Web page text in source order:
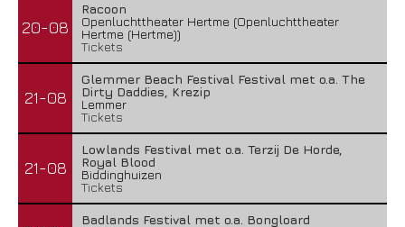
20-08
Racoon
Openluchttheater Hertme (Openluchttheater
Hertme (Hertme))
Tickets
21-08
Glemmer Beach Festival Festival met o.a. The
Dirty Daddies, Krezip
Lemmer
Tickets
21-08
Lowlands Festival met o.a. Terzij De Horde,
Royal Blood
Biddinghuizen
Tickets
Badlands Festival met o.a. Bongloard